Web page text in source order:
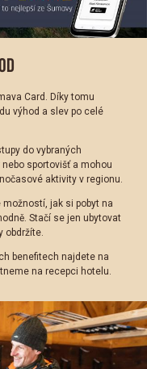
Card
. Díky tomu
výhod a slev po celé
do vybraných
sportovišť a mohou
aktivity v regionu.
jak si pobyt na
Stačí se jen ubytovat
obdržíte.
benefitech najdete na
na recepci hotelu.